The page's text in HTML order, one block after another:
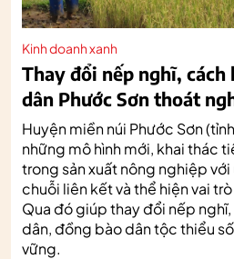
Kinh doanh xanh
Thay đổi nếp nghĩ, cách
dân Phước Sơn thoát
Huyện miền núi Phước Sơn
những mô hình mới, khai thác
trong sản xuất nông nghiệp
chuỗi liên kết và thể hiện vai
Qua đó giúp thay đổi nếp
dân, đồng bào dân tộc thiểu
vững.